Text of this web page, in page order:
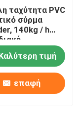
συγκολλημένων
ταχύτητα PVC
σύρμα
140kg / h
μηχανή
τιμή
επαφή